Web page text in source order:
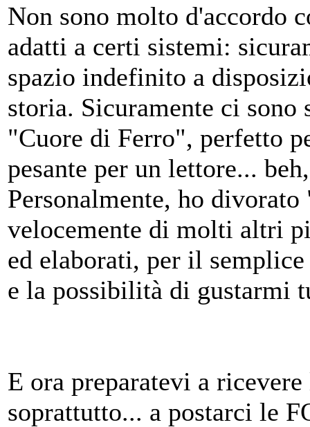
Non sono molto d'accordo
adatti a certi sistemi:
spazio indefinito a
storia. Sicuramente ci
"Cuore di Ferro", perfetto
pesante per un lettore...
Personalmente, ho
velocemente di molti altri
ed elaborati, per il
e la possibilità di gustarmi
E ora preparatevi a
soprattutto... a postarci le